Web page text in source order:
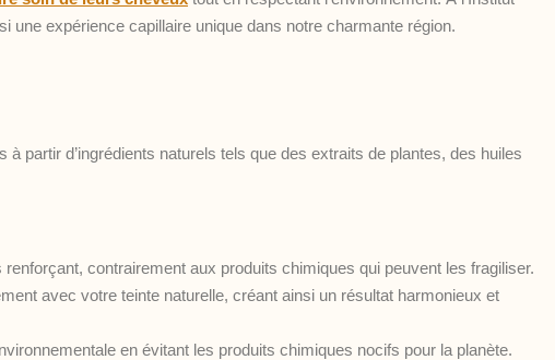
expérience capillaire unique dans notre charmante région.
partir d’ingrédients naturels tels que des extraits de plantes, des huiles
contrairement aux produits chimiques qui peuvent les fragiliser.
avec votre teinte naturelle, créant ainsi un résultat harmonieux et
en évitant les produits chimiques nocifs pour la planète.